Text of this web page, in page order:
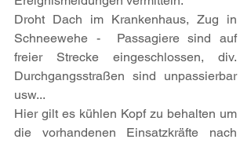
Droht Dach im Krankenhaus, Zug in
Schneewehe -  Passagiere sind auf
freier Strecke eingeschlossen, div.
Durchgangsstraßen sind unpassierbar
usw...
Hier gilt es kühlen Kopf zu behalten um
die vorhandenen Einsatzkräfte nach